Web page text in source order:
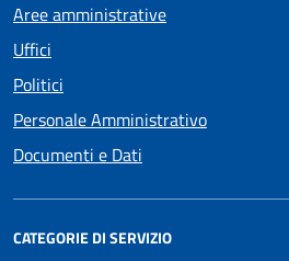
Aree amministrative
Uffici
Politici
Personale Amministrativo
Documenti e Dati
CATEGORIE DI SERVIZIO